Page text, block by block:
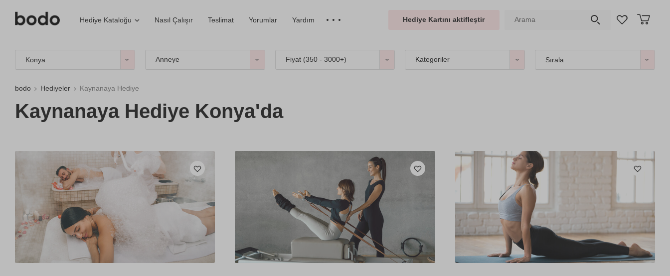
Hediye Kataloğu Nasıl Çalışır Teslimat Yorumlar Yardım Hediye Kartını aktifleştir
Konya Anneye Fiyat (350 - 3000+) Kategoriler Sırala
bodo Hediyeler Kaynanaya Hediye
Kaynanaya Hediye Konya'da